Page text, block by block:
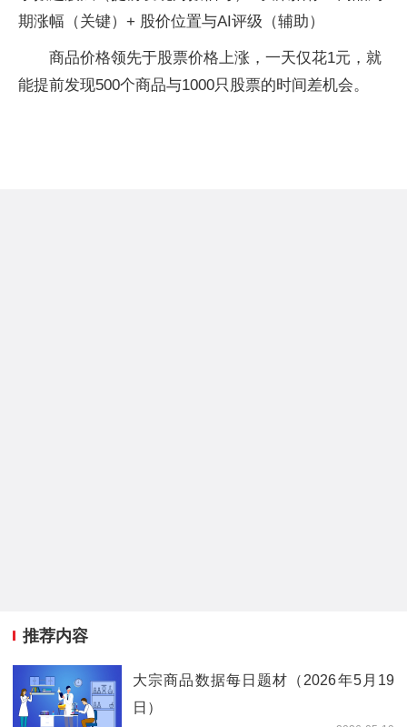
期涨幅（关键）+ 股价位置与AI评级（辅助）
商品价格领先于股票价格上涨，一天仅花1元，就
能提前发现500个商品与1000只股票的时间差机会。
推荐内容
大宗商品数据每日题材（2026年5月19
日）​